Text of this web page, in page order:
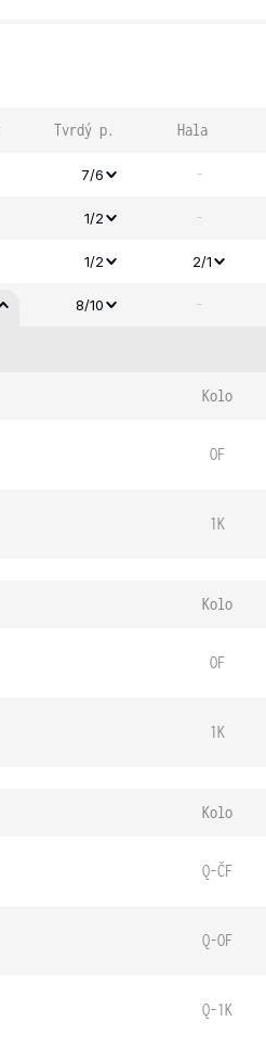
Tvrdý p. Hala
7/6 -
1/2 -
1/2 2/1
8/10 -
Kolo
OF
1K
Kolo
OF
1K
Kolo
Q-ČF
Q-OF
Q-1K